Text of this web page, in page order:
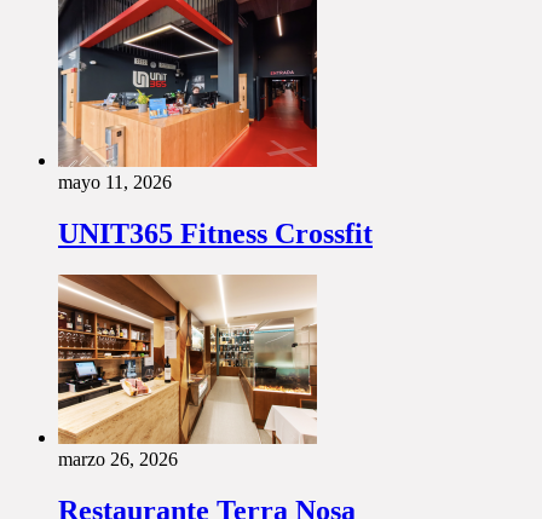
mayo 11, 2026
UNIT365 Fitness Crossfit
marzo 26, 2026
Restaurante Terra Nosa